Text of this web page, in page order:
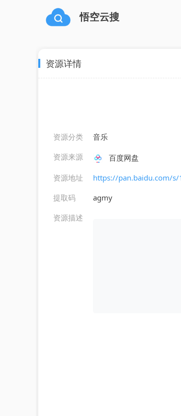
悟空云搜
资源详情
资源分类
音乐
资源来源
百度网盘
资源地址
https://pan.baidu.com/s/
提取码
agmy
资源描述